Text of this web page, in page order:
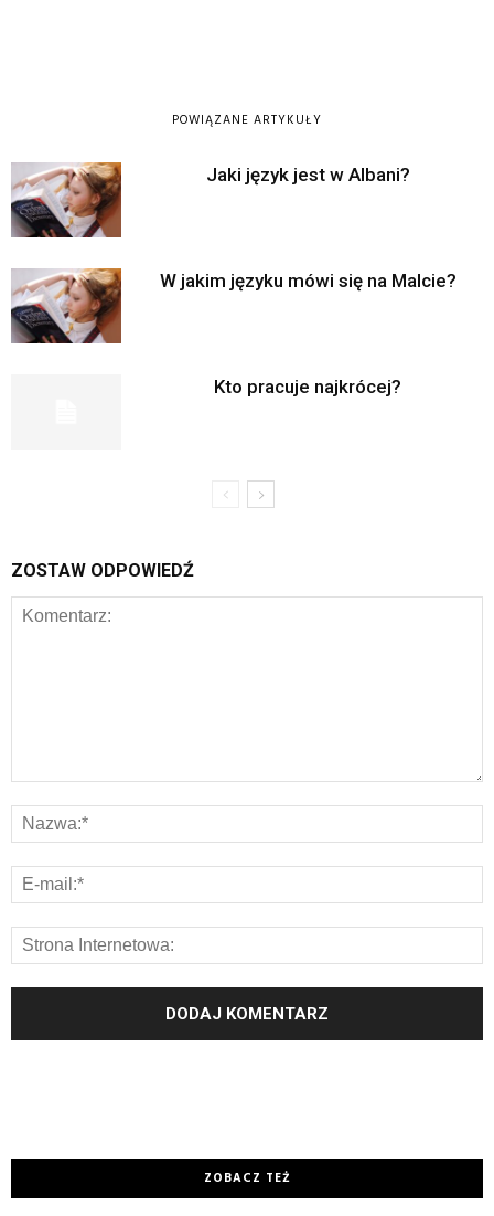
POWIĄZANE ARTYKUŁY
Jaki język jest w Albani?
W jakim języku mówi się na Malcie?
Kto pracuje najkrócej?
ZOSTAW ODPOWIEDŹ
ZOBACZ TEŻ